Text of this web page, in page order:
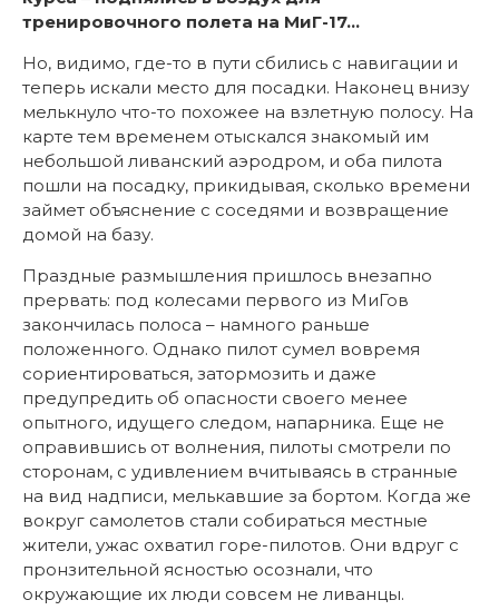
тренировочного полета на МиГ-17…
Но, видимо, где-то в пути сбились с навигации и
теперь искали место для посадки. Наконец внизу
мелькнуло что-то похожее на взлетную полосу. На
карте тем временем отыскался знакомый им
небольшой ливанский аэродром, и оба пилота
пошли на посадку, прикидывая, сколько времени
займет объяснение с соседями и возвращение
домой на базу.
Праздные размышления пришлось внезапно
прервать: под колесами первого из МиГов
закончилась полоса – намного раньше
положенного. Однако пилот сумел вовремя
сориентироваться, затормозить и даже
предупредить об опасности своего менее
опытного, идущего следом, напарника. Еще не
оправившись от волнения, пилоты смотрели по
сторонам, с удивлением вчитываясь в странные
на вид надписи, мелькавшие за бортом. Когда же
вокруг самолетов стали собираться местные
жители, ужас охватил горе-пилотов. Они вдруг с
пронзительной ясностью осознали, что
окружающие их люди совсем не ливанцы.